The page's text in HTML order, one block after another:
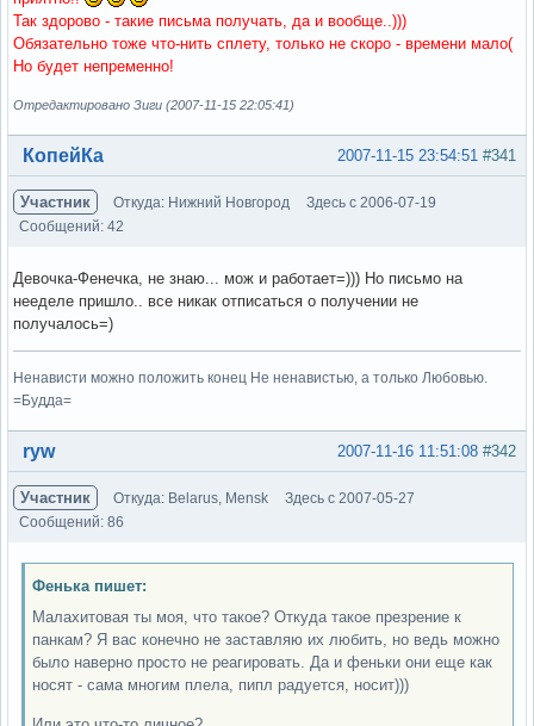
Так здорово - такие письма получать, да и вообще..)))
Обязательно тоже что-нить сплету, только не скоро - времени мало(
Но будет непременно!
Отредактировано Зиги (2007-11-15 22:05:41)
Вне форума #341
2007-11-15 23:54:51
КопейКа
Участник Откуда: Нижний Новгород
Здесь с 2006-07-19
Сообщений: 42
Девочка-Фенечка, не знаю... мож и работает=))) Но письмо на
нееделе пришло.. все никак отписаться о получении не
получалось=)
Ненависти можно положить конец Не ненавистью, а только Любовью.
=Будда=
Вне форума #342
2007-11-16 11:51:08
ryw
Участник Откуда: Belarus, Mensk
Здесь с 2007-05-27
Сообщений: 86
Фенька пишет:
Малахитовая ты моя, что такое? Откуда такое презрение к
панкам? Я вас конечно не заставляю их любить, но ведь можно
было наверно просто не реагировать. Да и феньки они еще как
носят - сама многим плела, пипл радуется, носит)))